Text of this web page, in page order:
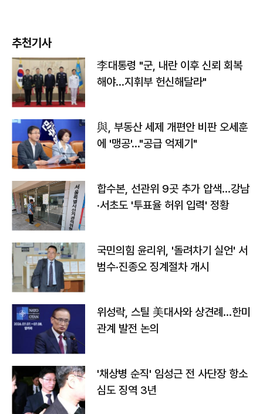
추천기사
李대통령 "군, 내란 이후 신뢰 회복
해야…지휘부 헌신해달라"
與, 부동산 세제 개편안 비판 오세훈
에 '맹공'…"공급 억제기"
합수본, 선관위 9곳 추가 압색…강남
·서초도 '투표율 허위 입력' 정황
국민의힘 윤리위, '돌려차기 실언' 서
범수·진종오 징계절차 개시
위성락, 스틸 美대사와 상견례…한미
관계 발전 논의
'채상병 순직' 임성근 전 사단장 항소
심도 징역 3년